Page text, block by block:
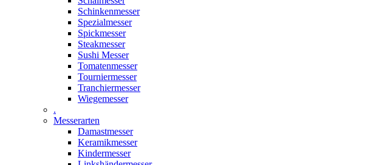
Schinkenmesser
Spezialmesser
Spickmesser
Steakmesser
Sushi Messer
Tomatenmesser
Tourniermesser
Tranchiermesser
Wiegemesser
.
Messerarten
Damastmesser
Keramikmesser
Kindermesser